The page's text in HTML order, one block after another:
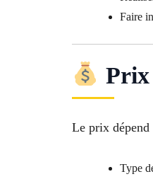
Faire
Prix
Le prix dépend
Type